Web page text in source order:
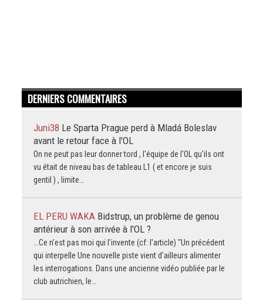
DERNIERS COMMENTAIRES
Juni38 Le Sparta Prague perd à Mladá Boleslav
avant le retour face à l'OL
On ne peut pas leur donner tord , l'équipe de l'OL qu'ils ont
vu était de niveau bas de tableau L1 ( et encore je suis
gentil ) , limite…
EL PERU WAKA Bidstrup, un problème de genou
antérieur à son arrivée à l'OL ?
...Ce n'est pas moi qui l'invente (cf: l'article) "Un précédent
qui interpelle Une nouvelle piste vient d'ailleurs alimenter
les interrogations. Dans une ancienne vidéo publiée par le
club autrichien, le…